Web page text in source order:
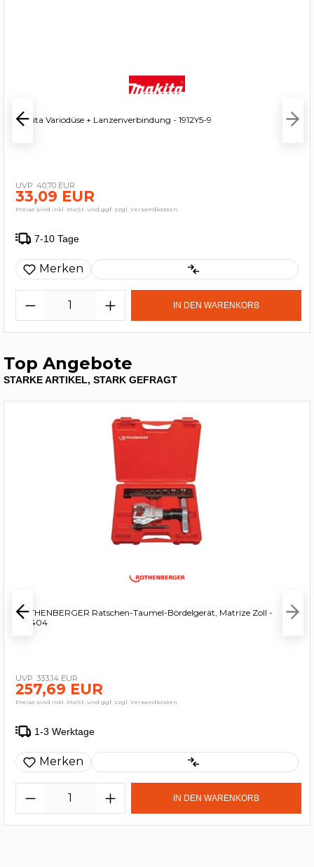
Makita Variodüse + Lanzenverbindung - 1912Y5-9
40,70 EUR
33,09 EUR
Preise sind inkl. MwSt. und ggf. zzgl. Versandkosten
7-10 Tage
Merken
IN DEN WARENKORB
Top Angebote
STARKE ARTIKEL, STARK GEFRAGT
ROTHENBERGER Ratschen-Taumel-Bördelgerät, Matrize Zoll -
222404
333,14 EUR
257,69 EUR
Preise sind inkl. MwSt. und ggf. zzgl. Versandkosten
1-3 Werktage
Merken
IN DEN WARENKORB